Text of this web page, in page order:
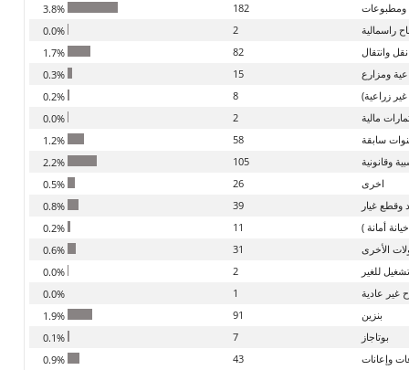
ومطبوعات
182
راسمالية
2
وانتقال
82
ومزارع
15
زراعية)
8
مالية
2
سابقة
58
وقانونية
105
اخرى
26
وقطع غيار
39
أمانة )
11
الأخرى
31
للغير
2
غير عادية
1
بنزين
91
بوتاجاز
7
وإعانات
43